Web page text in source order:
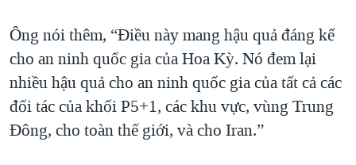
Ông nói thêm, “Điều này mang hậu quả đáng kể
cho an ninh quốc gia của Hoa Kỳ. Nó đem lại
nhiều hậu quả cho an ninh quốc gia của tất cả các
đối tác của khối P5+1, các khu vực, vùng Trung
Đông, cho toàn thế giới, và cho Iran.”